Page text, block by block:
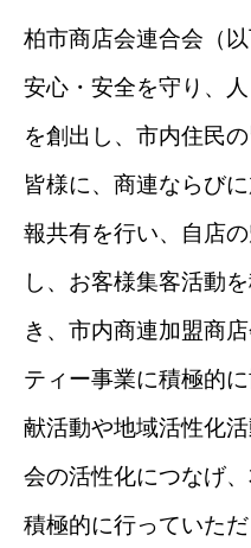
柏市商店会連合会（
安心・安全を守り、
を創出し、市内住民
皆様に、商連ならび
報共有を行い、自店
し、お客様集客活動
き、市内商連加盟商
ティー事業に積極的
献活動や地域活性化
会の活性化につなげ
積極的に行っていた